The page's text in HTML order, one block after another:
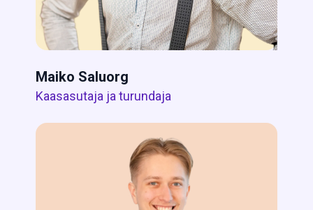
Maiko Saluorg
Kaasasutaja ja turundaja